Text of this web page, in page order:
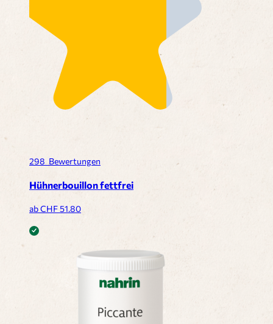
298 Bewertungen
Hühnerbouillon fettfrei
ab CHF51.80